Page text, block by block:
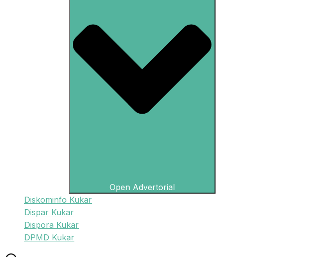
Open Advertorial
Diskominfo Kukar
Dispar Kukar
Dispora Kukar
DPMD Kukar